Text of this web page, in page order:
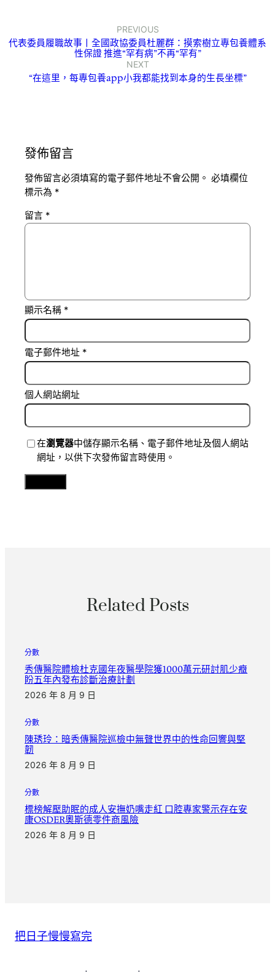
PREVIOUS
代表委員履職故事丨全國政協委員杜麗群：摸索樹立專包養體系
性保證 推進“罕有病”不再“罕有”
NEXT
“在這里，每專包養app小我都能找到本身的生長坐標”
發佈留言
發佈留言必須填寫的電子郵件地址不會公開。 必填欄位
標示為 *
留言 *
顯示名稱 *
電子郵件地址 *
個人網站網址
在瀏覽器中儲存顯示名稱、電子郵件地址及個人網站
網址，以供下次發佈留言時使用。
Related Posts
分數
秀傳醫院體檢杜克國年夜醫學院獲1000萬元研討肌少癥
盼五年內發布診斷治療計劃
2026 年 8 月 9 日
分數
陳琇玲：暗秀傳醫院巡檢中無聲世界中的性命回響與堅
韌
2026 年 8 月 9 日
分數
標榜解壓助眠的成人安撫奶嘴走紅 口腔專家警示存在安
康OSDER奧斯德零件商風險
2026 年 8 月 9 日
把日子慢慢寫完